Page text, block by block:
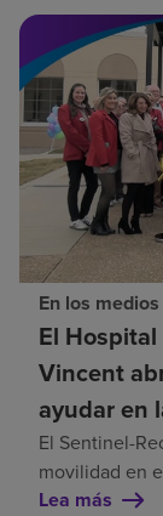
En los
El
Vincent
ayudar en
El Sentinel-
movilidad en
Lea más